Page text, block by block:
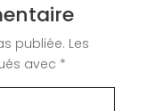
publiée. Les
avec *